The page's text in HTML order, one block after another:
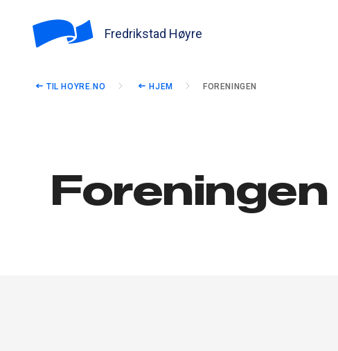
Fredrikstad Høyre
TIL HOYRE.NO HJEM FORENINGEN
Foreningen